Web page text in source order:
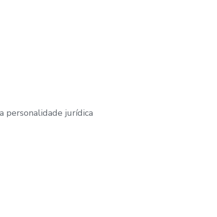
personalidade jurídica